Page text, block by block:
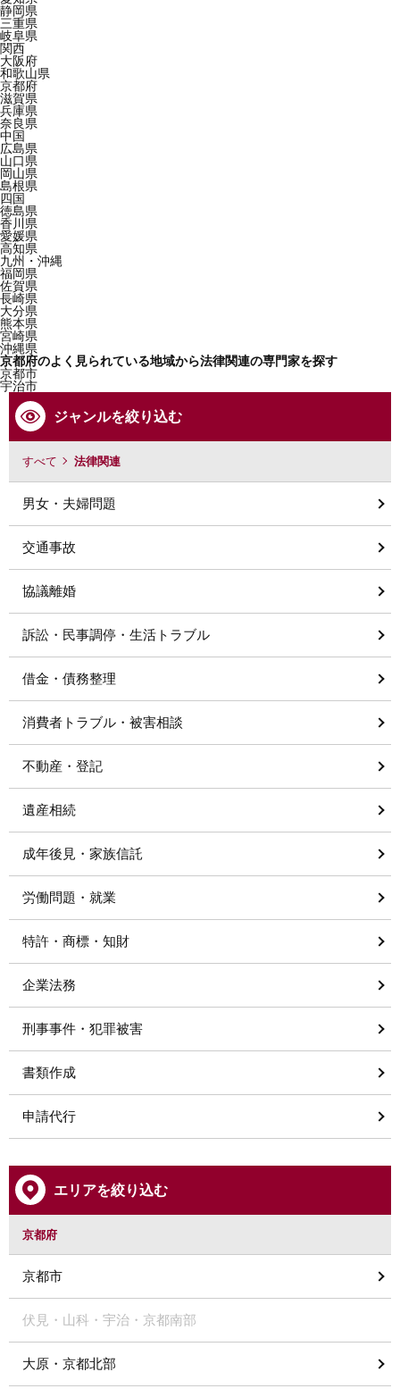
静岡県
三重県
岐阜県
関西
大阪府
和歌山県
京都府
滋賀県
兵庫県
奈良県
中国
広島県
山口県
岡山県
島根県
四国
徳島県
香川県
愛媛県
高知県
九州・沖縄
福岡県
佐賀県
長崎県
大分県
熊本県
宮崎県
沖縄県
京都府のよく見られている地域から法律関連の専門家を探す
京都市
宇治市
ジャンルを絞り込む
すべて 法律関連
男女・夫婦問題
交通事故
協議離婚
訴訟・民事調停・生活トラブル
借金・債務整理
消費者トラブル・被害相談
不動産・登記
遺産相続
成年後見・家族信託
労働問題・就業
特許・商標・知財
企業法務
刑事事件・犯罪被害
書類作成
申請代行
エリアを絞り込む
京都府
京都市
伏見・山科・宇治・京都南部
大原・京都北部